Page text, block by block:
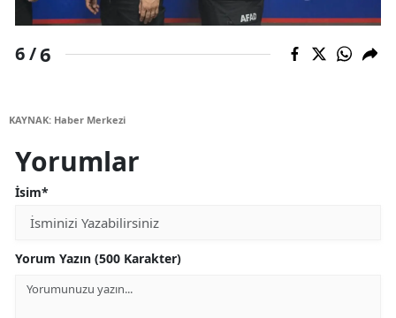
6 /6
KAYNAK: Haber Merkezi
Yorumlar
İsim*
Yorum Yazın (500 Karakter)